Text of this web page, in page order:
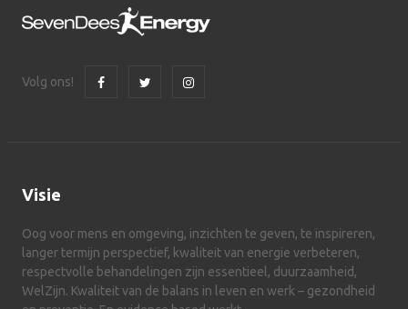
Volg ons!
Visie
Oog voor mens en omgeving, inzichten te geven, te inspireren,
langer termijn perspectief, kwaliteit van energie verbeteren,
respectvolle behandelingen zijn essentieel, duurzaamheid,
WelZijn. Kwaliteit van de balans in leven en werk – gezondheid